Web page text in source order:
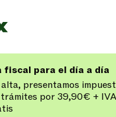
fiscal para el día a día
alta, presentamos
trámites por 39,90€ +